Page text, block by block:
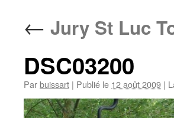
← Jury St Luc
DSC03200
Parbuissart | Publié le 12 août 2009 |